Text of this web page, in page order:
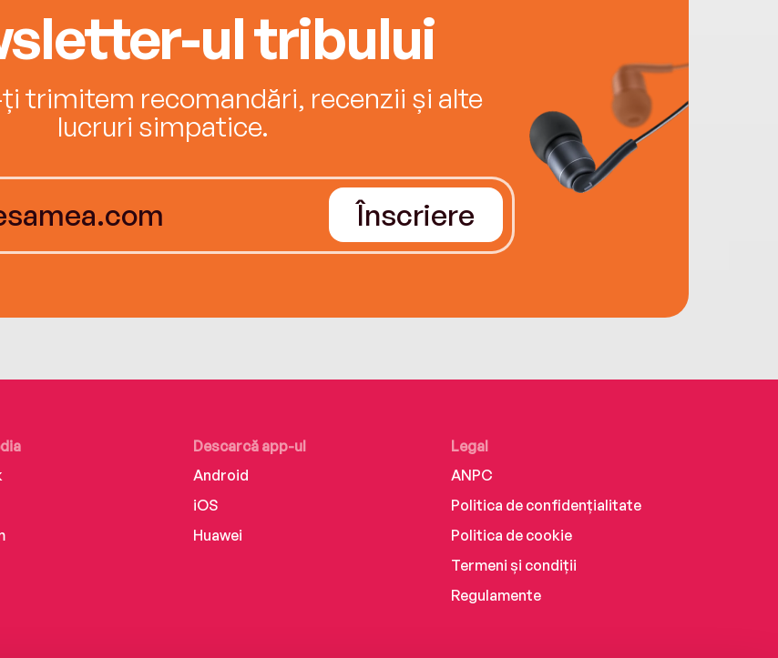
ul tribului
trimitem recomandări, recenzii și alte
lucruri simpatice.
Înscriere
Descarcă app-ul
Android
iOS
Huawei
Legal
ANPC
Politica de confidențialitate
Politica de cookie
Termeni și condiții
Regulamente